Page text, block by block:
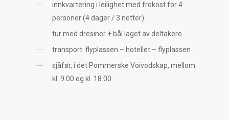
innkvartering i leilighet med frokost for 4
personer (4 dager / 3 netter)
tur med dresiner + bål laget av deltakere
transport: flyplassen – hotellet – flyplassen
sjåfør, i det Pommerske Voivodskap, mellom
kl. 9.00 og kl. 18.00